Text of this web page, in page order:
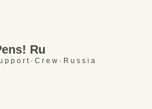
Ru
p p o r t · C r e w · R u s s i a